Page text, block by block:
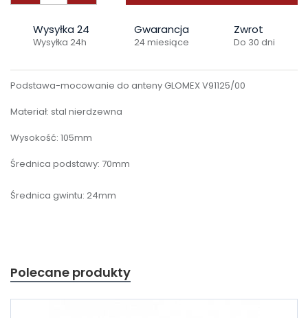
Wysyłka 24
Wysyłka 24h
Gwarancja
24 miesiące
Zwrot
Do 30 dni
Podstawa-mocowanie do anteny GLOMEX V91125/00
Materiał: stal nierdzewna
Wysokość: 105mm
Średnica podstawy: 70mm
Średnica gwintu: 24mm
Polecane produkty